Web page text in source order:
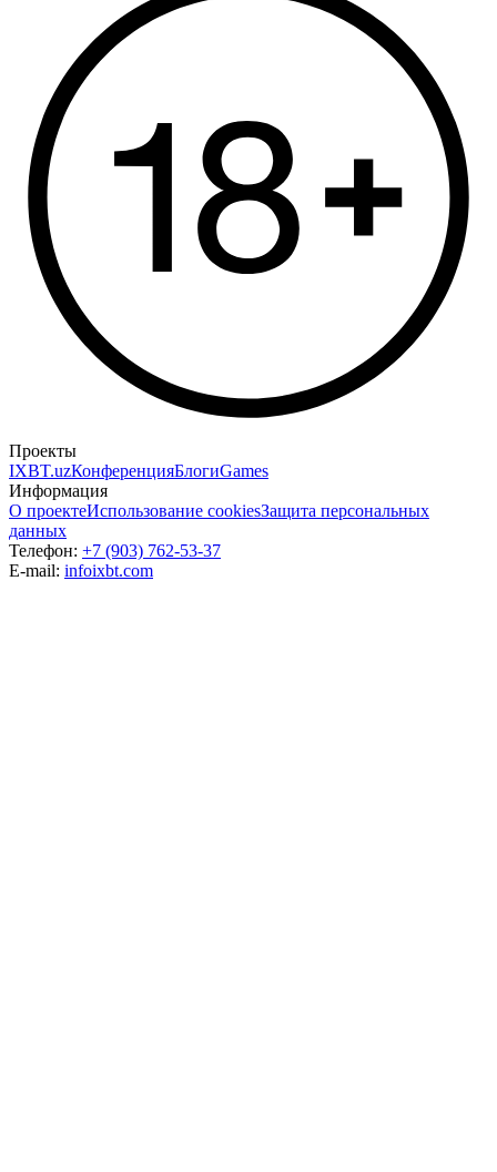
Проекты
IXBT.uzКонференцияБлогиGames
Информация
О проектеИспользование cookiesЗащита персональных
данных
Телефон: +7 (903) 762-53-37
E-mail: infoixbt.com